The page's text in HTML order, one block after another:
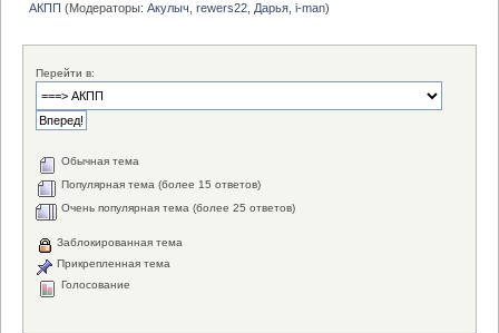
АКПП (Модераторы:Акулыч,rewers22,Дарья,i-man)
Перейти в:
Обычная тема
Популярная тема (более 15 ответов)
Очень популярная тема (более 25 ответов)
Заблокированная тема
Прикрепленная тема
Голосование